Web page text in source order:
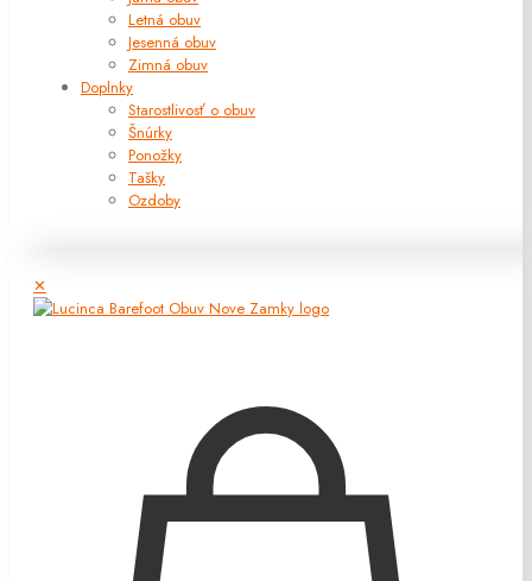
Letná obuv
Jesenná obuv
Zimná obuv
Doplnky
Starostlivosť o obuv
Šnúrky
Ponožky
Tašky
Ozdoby
✕